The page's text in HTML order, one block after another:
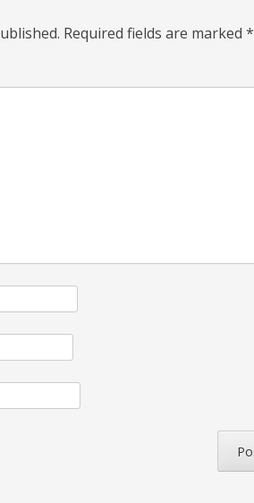
Required fields are marked *